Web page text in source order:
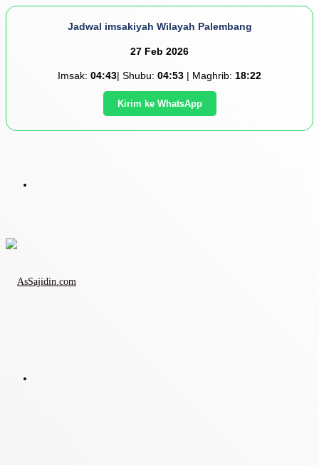
Jadwal imsakiyah Wilayah Palembang
27 Feb 2026
Imsak: 04:43| Shubu: 04:53 | Maghrib: 18:22
Kirim ke WhatsApp